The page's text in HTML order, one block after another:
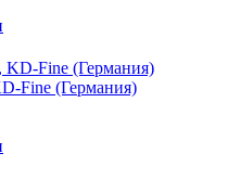
Fine (Германия)